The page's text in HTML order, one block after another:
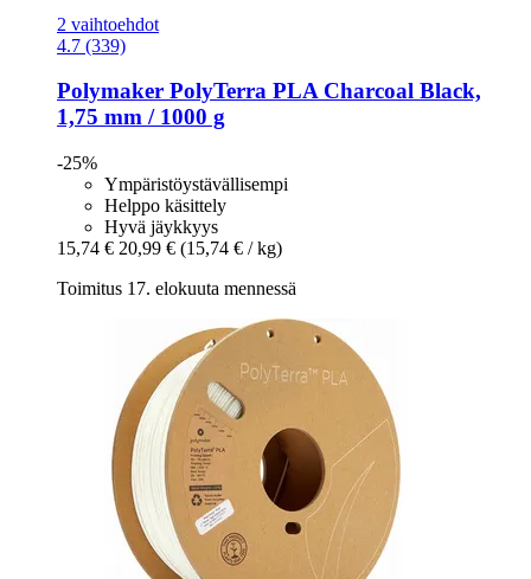
2 vaihtoehdot
4.7 (339)
Polymaker PolyTerra PLA Charcoal Black,
1,75 mm / 1000 g
-25%
Ympäristöystävällisempi
Helppo käsittely
Hyvä jäykkyys
15,74 € 20,99 € (15,74 € / kg)
Toimitus 17. elokuuta mennessä